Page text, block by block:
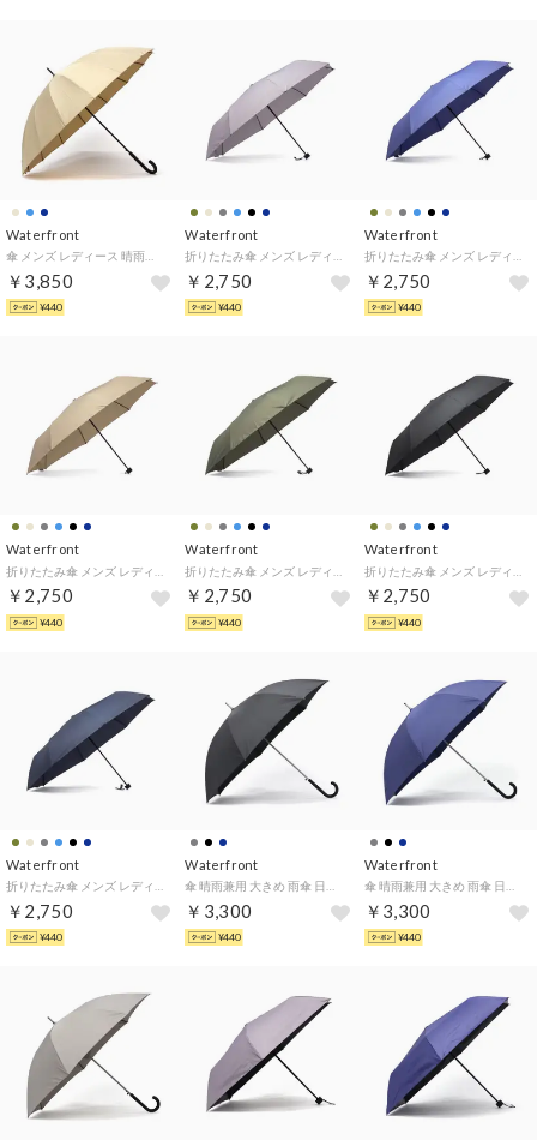
Waterfront
￥3,850
¥440
Waterfront
￥2,750
¥440
Waterfront
￥2,750
¥440
Waterfront
￥2,750
¥440
Waterfront
￥2,750
¥440
Waterfront
￥2,750
¥440
Waterfront
￥2,750
¥440
Waterfront
￥3,300
¥440
Waterfront
￥3,300
¥440